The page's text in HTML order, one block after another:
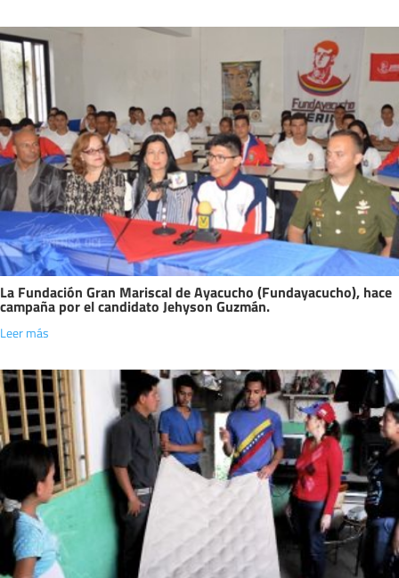
La Fundación Gran Mariscal de Ayacucho (Fundayacucho), hace
campaña por el candidato Jehyson Guzmán.
Leer más